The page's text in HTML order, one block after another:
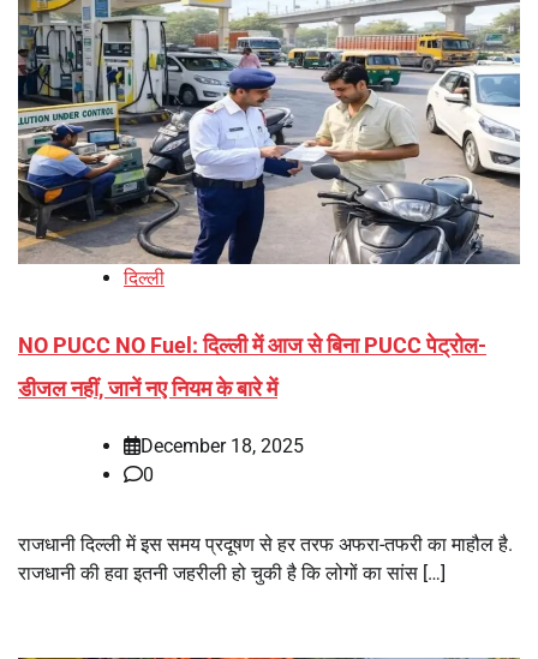
दिल्ली
NO PUCC NO Fuel: दिल्ली में आज से बिना PUCC पेट्रोल-
डीजल नहीं, जानें नए नियम के बारे में
December 18, 2025
0
राजधानी दिल्ली में इस समय प्रदूषण से हर तरफ अफरा-तफरी का माहौल है.
राजधानी की हवा इतनी जहरीली हो चुकी है कि लोगों का सांस […]